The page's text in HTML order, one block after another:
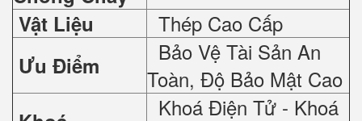
Vật Liệu Thép Cao Cấp
Ưu Điểm
Bảo Vệ Tài Sản An
Toàn, Độ Bảo Mật Cao
Khoá Điện Tử - Khoá